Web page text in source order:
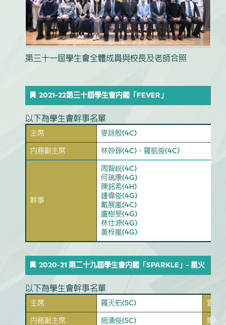
第三十一屆學生會全體成員與校長及老師合照
2021-22第三十屆學生會內閣「FEVER」
以下為學生會幹事名單
主席 麥詠殷(4C)
內務副主席 林妙錚(4C)、羅凱俊(4C)
幹事
周智鋭(4C)
何瑞康(4G)
陳銘希(4H)
鍾偉俊(4G)
戴展嵐(4C)
盧樹旻(4G)
林仕源(4G)
黃梓嵐(4G)
2020-21 第二十九屆學生會內閣「SPARKLE」- 星火
以下為學生會幹事名單
主席 羅天佑(5C) 宣傳
內務副主席 施湧俊(5C) 康樂